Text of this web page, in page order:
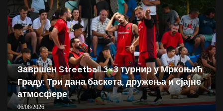
Завршен Streetball 3×3 турнир у Мркоњић
Граду: Три дана баскета, дружења и сјајне
атмосфере
06/08/2026